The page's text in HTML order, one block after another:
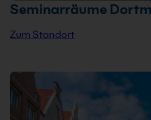
Seminarräume
Zum Standort